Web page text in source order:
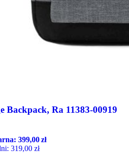
Backpack, Ra 11383-00919
399,00zł
319,00 zł